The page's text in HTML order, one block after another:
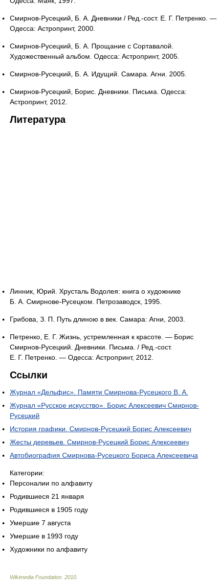
Смирнов-Русецкий, Б. А. Дневники / Ред.-сост. Е. Г. Петренко. —
Одесса: Астропринт, 2000.
Смирнов-Русецкий, Б. А. Прощание с Сортавалой.
Художественный альбом. Одесса: Астропринт, 2005.
Смирнов-Русецкий, Б. А. Идущий. Самара. Агни. 2005.
Смирнов-Русецкий, Борис. Дневники. Письма. Одесса:
Астропринт, 2012.
Литература
Линник, Юрий. Хрусталь Водолея: книга о художнике
Б. А. Смирнове-Русецком. Петрозаводск, 1995.
Грибова, З. П. Путь длиною в век. Самара: Агни, 2003.
Петренко, Е. Г. Жизнь, устремленная к красоте. — Борис
Смирнов-Русецкий. Дневники. Письма. / Ред.-сост.
Е. Г. Петренко. — Одесса: Астропринт, 2012.
Ссылки
Журнал «Дельфис». Памяти Смирнова-Русецкого В. А.
Журнал «Русское искусство». Борис Алексеевич Смирнов-
Русецкий
История графики. Смирнов-Русецкий Борис Алексеевич
Жесты деревьев. Смирнов-Русецкий Борис Алексеевич
Автобиография Смирнова-Русецкого Бориса Алексеевича
Категории:
Персоналии по алфавиту
Родившиеся 21 января
Родившиеся в 1905 году
Умершие 7 августа
Умершие в 1993 году
Художники по алфавиту
Wikimedia Foundation 2010